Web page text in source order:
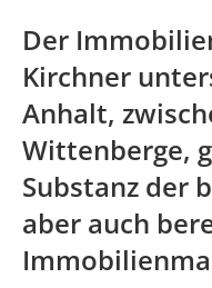
Der
Kirchner
Anhalt,
Wittenberge,
Substanz der
aber auch